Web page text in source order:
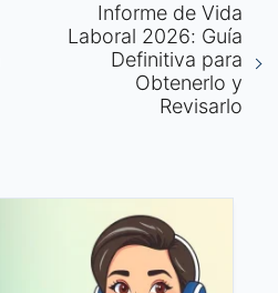
Informe de Vida
Laboral 2026: Guía
Definitiva para
Obtenerlo y
Revisarlo